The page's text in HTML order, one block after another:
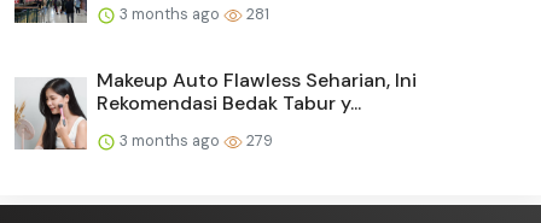
3 months ago 281
Makeup Auto Flawless Seharian, Ini
Rekomendasi Bedak Tabur y...
3 months ago 279